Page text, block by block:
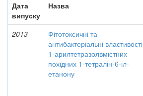
Дата
випуску
Назва
2013
Фітотоксичні та
антибактеріальні властивості
1-арилтетразолвмістних
похідних 1-тетралін-6-іл-
етанону